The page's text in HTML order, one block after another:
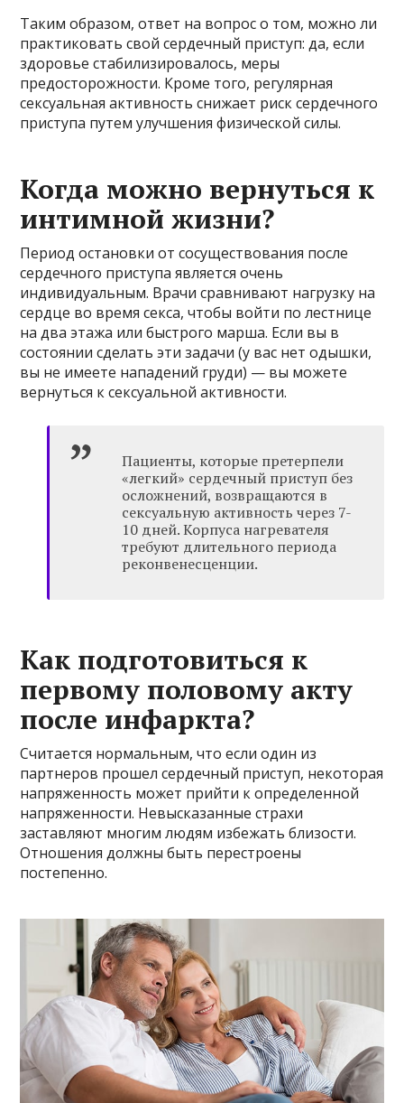
Таким образом, ответ на вопрос о том, можно ли
практиковать свой сердечный приступ: да, если
здоровье стабилизировалось, меры
предосторожности. Кроме того, регулярная
сексуальная активность снижает риск сердечного
приступа путем улучшения физической силы.
Когда можно вернуться к
интимной жизни?
Период остановки от сосуществования после
сердечного приступа является очень
индивидуальным. Врачи сравнивают нагрузку на
сердце во время секса, чтобы войти по лестнице
на два этажа или быстрого марша. Если вы в
состоянии сделать эти задачи (у вас нет одышки,
вы не имеете нападений груди) — вы можете
вернуться к сексуальной активности.
Пациенты, которые претерпели
«легкий» сердечный приступ без
осложнений, возвращаются в
сексуальную активность через 7-
10 дней. Корпуса нагревателя
требуют длительного периода
реконвенесценции.
Как подготовиться к
первому половому акту
после инфаркта?
Считается нормальным, что если один из
партнеров прошел сердечный приступ, некоторая
напряженность может прийти к определенной
напряженности. Невысказанные страхи
заставляют многим людям избежать близости.
Отношения должны быть перестроены
постепенно.